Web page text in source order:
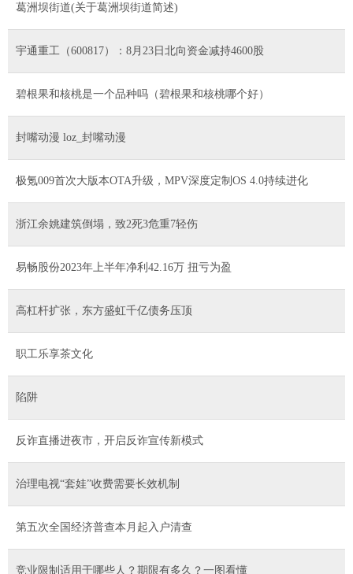
葛洲坝街道(关于葛洲坝街道简述)
宇通重工（600817）：8月23日北向资金减持4600股
碧根果和核桃是一个品种吗（碧根果和核桃哪个好）
封嘴动漫 loz_封嘴动漫
极氪009首次大版本OTA升级，MPV深度定制OS 4.0持续进化
浙江余姚建筑倒塌，致2死3危重7轻伤
易畅股份2023年上半年净利42.16万 扭亏为盈
高杠杆扩张，东方盛虹千亿债务压顶
职工乐享茶文化
陷阱
反诈直播进夜市，开启反诈宣传新模式
治理电视“套娃”收费需要长效机制
第五次全国经济普查本月起入户清查
竞业限制适用于哪些人？期限有多久？一图看懂